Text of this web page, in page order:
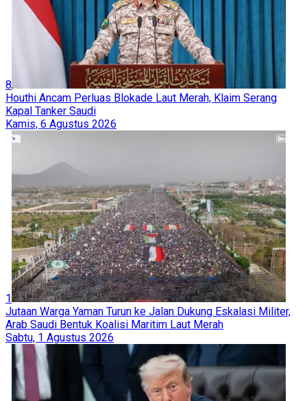
MOST POPULAR
Today Week Month All Time